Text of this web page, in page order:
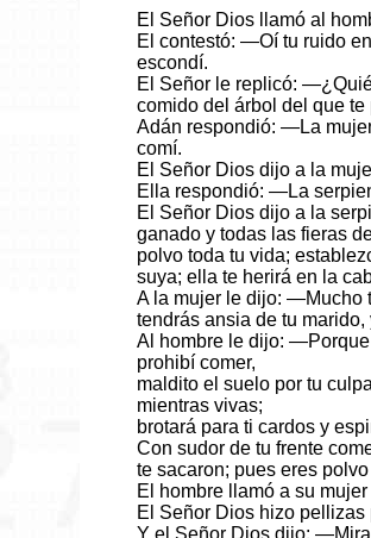
El Señor Dios llamó al
El contestó: —Oí tu ruido
escondí.
El Señor le replicó:
comido del árbol del que
Adán respondió: —La
comí.
El Señor Dios dijo a la
Ella respondió: —La
El Señor Dios dijo a la
ganado y todas las fieras
polvo toda tu vida;
suya; ella te herirá en la
A la mujer le dijo: —Mucho
tendrás ansia de tu marido,
Al hombre le dijo:
prohibí comer,
maldito el suelo por tu
mientras vivas;
brotará para ti cardos y
Con sudor de tu frente
te sacaron; pues eres
El hombre llamó a su
El Señor Dios hizo